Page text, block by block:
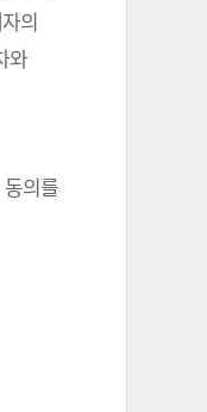
의
와
의를